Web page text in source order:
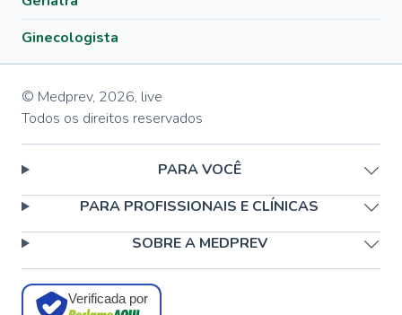
Ginecologista
© Medprev, 2026, live
Todos os direitos reservados
PARA VOCÊ
PARA PROFISSIONAIS E CLÍNICAS
SOBRE A MEDPREV
Verificada por